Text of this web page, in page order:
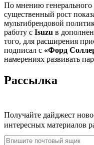
По мнению генерального
существенный рост
мультибрендовой
работу с Isuzu в
того, для расширения
подписал с «Форд
намерениях развивать
Рассылка
Получайте дайджест
интересных материалов